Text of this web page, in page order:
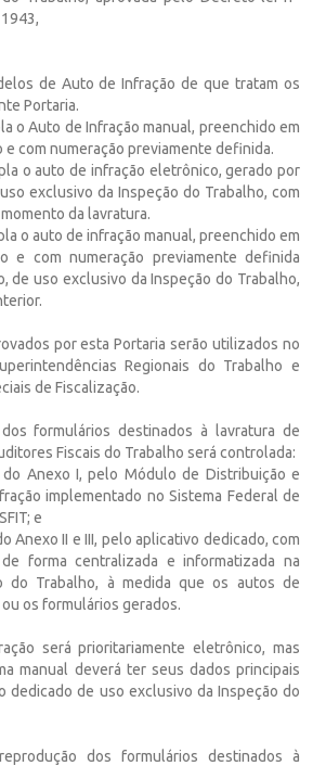
de Auto de Infração de que tratam os
Portaria.
o Auto de Infração manual, preenchido em
com numeração previamente definida.
o auto de infração eletrônico, gerado por
exclusivo da Inspeção do Trabalho, com
da lavratura.
o auto de infração manual, preenchido em
e com numeração previamente definida
de uso exclusivo da Inspeção do Trabalho,
por esta Portaria serão utilizados no
Regionais do Trabalho e
de Fiscalização.
formulários destinados à lavratura de
Fiscais do Trabalho será controlada:
Anexo I, pelo Módulo de Distribuição e
implementado no Sistema Federal de
e
Anexo II e III, pelo aplicativo dedicado, com
forma centralizada e informatizada na
do Trabalho, à medida que os autos de
os formulários gerados.
será prioritariamente eletrônico, mas
manual deverá ter seus dados principais
dedicado de uso exclusivo da Inspeção do
dos formulários destinados à